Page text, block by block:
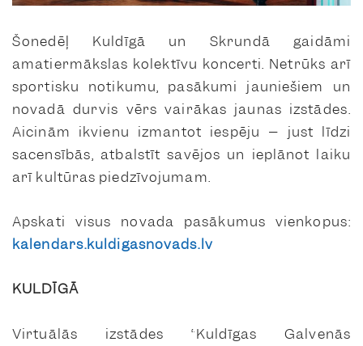
Šonedēļ Kuldīgā un Skrundā gaidāmi
amatiermākslas kolektīvu koncerti. Netrūks arī
sportisku notikumu, pasākumi jauniešiem un
novadā durvis vērs vairākas jaunas izstādes.
Aicinām ikvienu izmantot iespēju – just līdzi
sacensībās, atbalstīt savējos un ieplānot laiku
arī kultūras piedzīvojumam.
Apskati visus novada pasākumus vienkopus:
kalendars.kuldigasnovads.lv
KULDĪGĀ
Virtuālās izstādes “Kuldīgas Galvenās